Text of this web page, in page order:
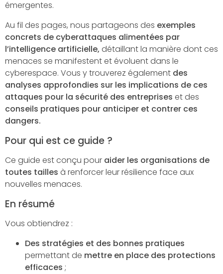
émergentes.
Au fil des pages, nous partageons des exemples
concrets de cyberattaques alimentées par
l’intelligence artificielle, détaillant la manière dont ces
menaces se manifestent et évoluent dans le
cyberespace. Vous y trouverez également des
analyses approfondies sur les implications de ces
attaques pour la sécurité des entreprises et des
conseils pratiques pour anticiper et contrer ces
dangers.
Pour qui est ce guide ?
Ce guide est conçu pour aider les organisations de
toutes tailles à renforcer leur résilience face aux
nouvelles menaces.
En résumé
Vous obtiendrez :
Des stratégies et des bonnes pratiques
permettant de mettre en place des protections
efficaces ;